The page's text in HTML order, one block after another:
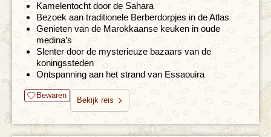
Kamelentocht door de Sahara
Bezoek aan traditionele Berberdorpjes in de Atlas
Genieten van de Marokkaanse keuken in oude
medina’s
Slenter door de mysterieuze bazaars van de
koningssteden
Ontspanning aan het strand van Essaouira
Bewaren
Bekijk reis